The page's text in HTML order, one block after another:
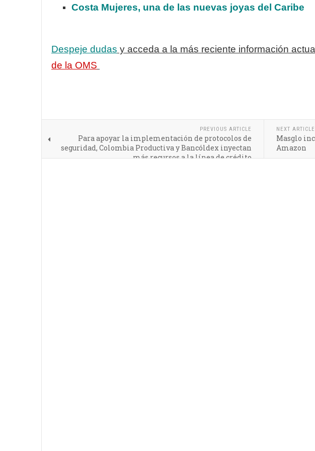
Costa Mujeres, una de las nuevas joyas del Caribe
Despeje dudas y acceda a la más reciente información
de la OMS
PREVIOUS ARTICLE
Para apoyar la implementación de protocolos de
seguridad, Colombia Productiva y Bancóldex inyectan
más recursos a la línea de crédito
NEXT ARTICLE
Masglo
Amazon